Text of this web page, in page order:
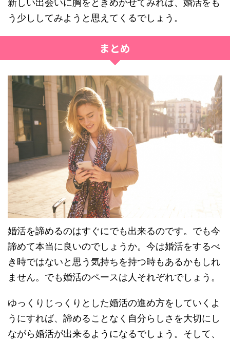
う少ししてみようと思えてくるでしょう。
まとめ
婚活を諦めるのはすぐにでも出来るのです。でも今
諦めて本当に良いのでしょうか。今は婚活をするべ
き時ではないと思う気持ちを持つ時もあるかもしれ
ません。でも婚活のペースは人それぞれでしょう。
ゆっくりじっくりとした婚活の進め方をしていくよ
うにすれば、諦めることなく自分らしさを大切にし
ながら婚活が出来るようになるでしょう。そして、